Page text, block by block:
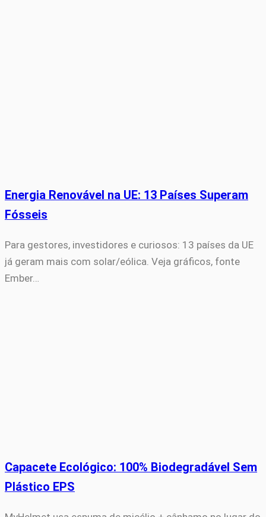
Energia Renovável na UE: 13 Países Superam
Fósseis
Para gestores, investidores e curiosos: 13 países da UE
já geram mais com solar/eólica. Veja gráficos, fonte
Ember…
Capacete Ecológico: 100% Biodegradável Sem
Plástico EPS